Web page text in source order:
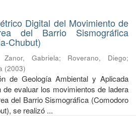
Digital del Movimiento de
del Barrio Sismográfica
Chubut)
Zanor, Gabriela; Roverano, Diego;
(2003)
de Geología Ambiental y Aplicada
evaluar los movimientos de ladera
del Barrio Sismográfica (Comodoro
se realizó ...